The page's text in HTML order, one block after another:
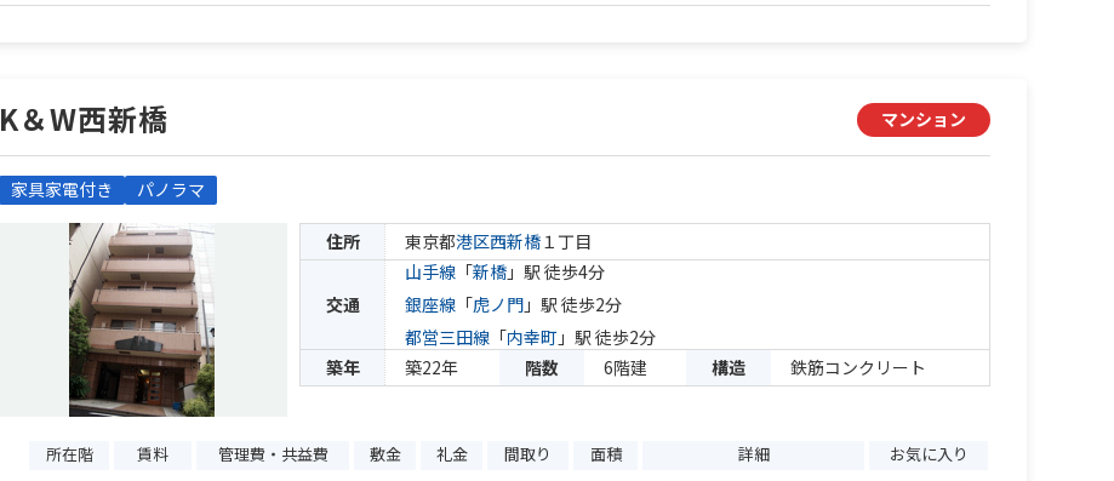
K＆W西新橋 マンション
家具家電付き パノラマ
住所 東京都港区西新橋１丁目
交通
山手線 「新橋 」駅 徒歩4分
銀座線 「虎ノ門 」駅 徒歩2分
都営三田線 「内幸町 」駅 徒歩2分
築年
築22年 階数 6階建 構造 鉄筋コンクリート
所在階 賃料 管理費・共益費 敷金 礼金 間取り 面積 詳細 お気に入り